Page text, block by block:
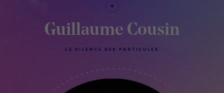
Guillaume Cousin
LE SILENCE DES PARTICULES